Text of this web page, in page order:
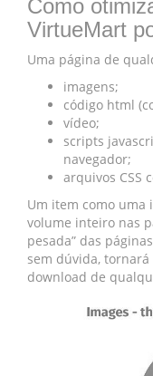
Como
VirtueMart
Uma página de
imagens;
código html
vídeo;
scripts
navegador;
arquivos CSS
Um item como uma
volume inteiro nas
pesada” das
sem dúvida,
download de